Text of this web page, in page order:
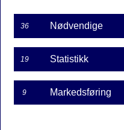
36 Nødvendige
19 Statistikk
9 Markedsføring